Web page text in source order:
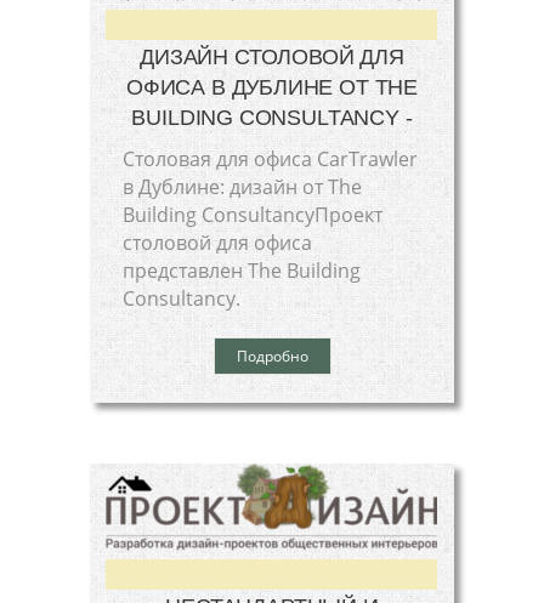
ДИЗАЙН СТОЛОВОЙ ДЛЯ
ОФИСА В ДУБЛИНЕ ОТ THE
BUILDING CONSULTANCY -
Столовая для офиса CarTrawler
в Дублине: дизайн от The
Building ConsultancyПроект
столовой для офиса
представлен The Building
Consultancy.
Подробно